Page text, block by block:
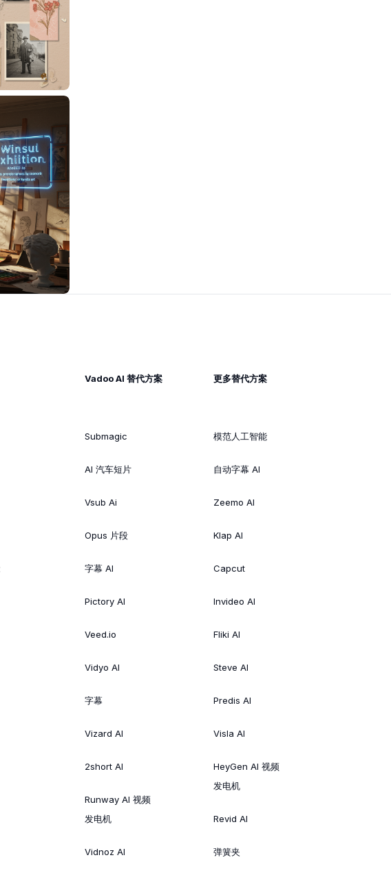
Vadoo AI 替代方案
Submagic
AI 汽车短片
Vsub Ai
Opus 片段
字幕 AI
Pictory AI
Veed.io
Vidyo AI
字幕
Vizard AI
2short AI
Runway AI 视频
发电机
Vidnoz AI
更多替代方案
模范人工智能
自动字幕 AI
Zeemo AI
Klap AI
Capcut
Invideo AI
Fliki AI
Steve AI
Predis AI
Visla AI
HeyGen AI 视频
发电机
Revid AI
弹簧夹